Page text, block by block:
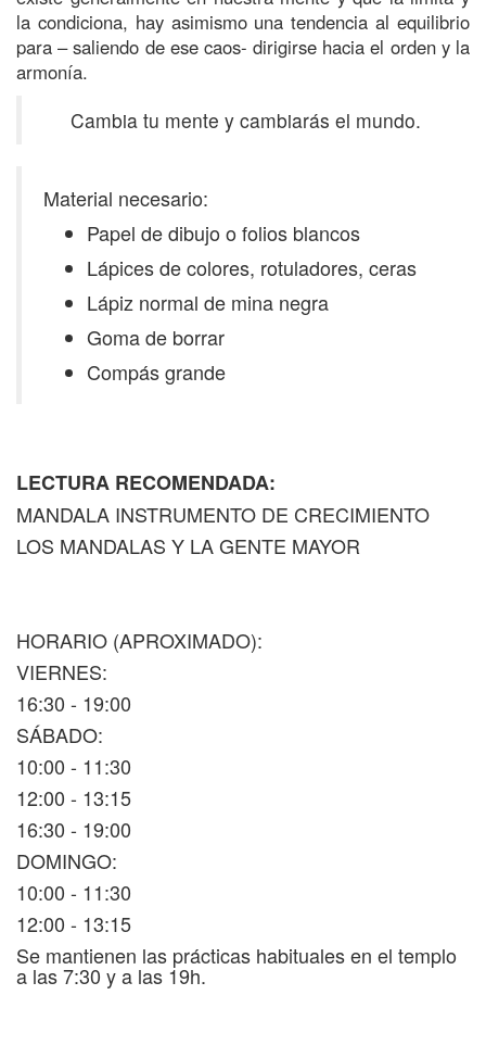
la condiciona, hay asimismo una tendencia al equilibrio
para – saliendo de ese caos- dirigirse hacia el orden y la
armonía.
Cambia tu mente y cambiarás el mundo.
Material necesario:
Papel de dibujo o folios blancos
Lápices de colores, rotuladores, ceras
Lápiz normal de mina negra
Goma de borrar
Compás grande
LECTURA RECOMENDADA:
MANDALA INSTRUMENTO DE CRECIMIENTO
LOS MANDALAS Y LA GENTE MAYOR
HORARIO (APROXIMADO):
VIERNES:
16:30 - 19:00
SÁBADO:
10:00 - 11:30
12:00 - 13:15
16:30 - 19:00
DOMINGO:
10:00 - 11:30
12:00 - 13:15
Se mantienen las prácticas habituales en el templo
a las 7:30 y a las 19h.